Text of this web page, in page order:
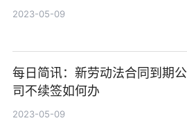
2023-05-09
每日简讯：新劳动法合同到期公
司不续签如何办
2023-05-09